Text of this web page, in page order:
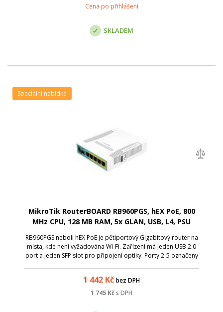
Cena po přihlášení
SKLADEM
MikroTik RouterBOARD RB960PGS, hEX PoE, 800
MHz CPU, 128 MB RAM, 5x GLAN, USB, L4, PSU
RB960PGS neboli hEX PoE je pětiportový Gigabitový router na
místa, kde není vyžadována Wi-Fi. Zařízení má jeden USB 2.0
port a jeden SFP slot pro připojení optiky. Porty 2-5 označeny
1 442 Kč bez DPH
1 745 Kčs DPH
Speciální nabídka